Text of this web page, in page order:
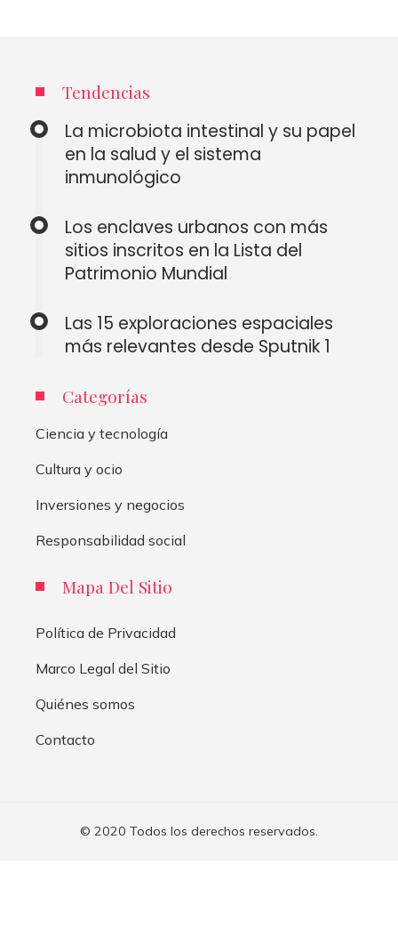
Tendencias
La microbiota intestinal y su papel
en la salud y el sistema
inmunológico
Los enclaves urbanos con más
sitios inscritos en la Lista del
Patrimonio Mundial
Las 15 exploraciones espaciales
más relevantes desde Sputnik 1
Categorías
Ciencia y tecnología
Cultura y ocio
Inversiones y negocios
Responsabilidad social
Mapa Del Sitio
Política de Privacidad
Marco Legal del Sitio
Quiénes somos
Contacto
© 2020 Todos los derechos reservados.